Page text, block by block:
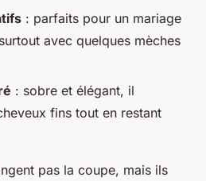
: parfaits pour un mariage
avec quelques mèches
: sobre et élégant, il
fins tout en restant
pas la coupe, mais ils